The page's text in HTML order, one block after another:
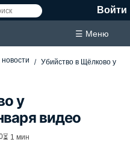
Войти
☰ Меню
Убийство в Щёлково у
у
видео
⏳ 1 мин